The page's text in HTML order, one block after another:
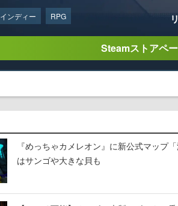
インディー RPG
Steamストアペ
『めっちゃカメレオン』に新公式マップ
はサンゴや大きな貝も